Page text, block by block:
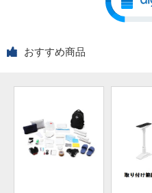
おすすめ商品